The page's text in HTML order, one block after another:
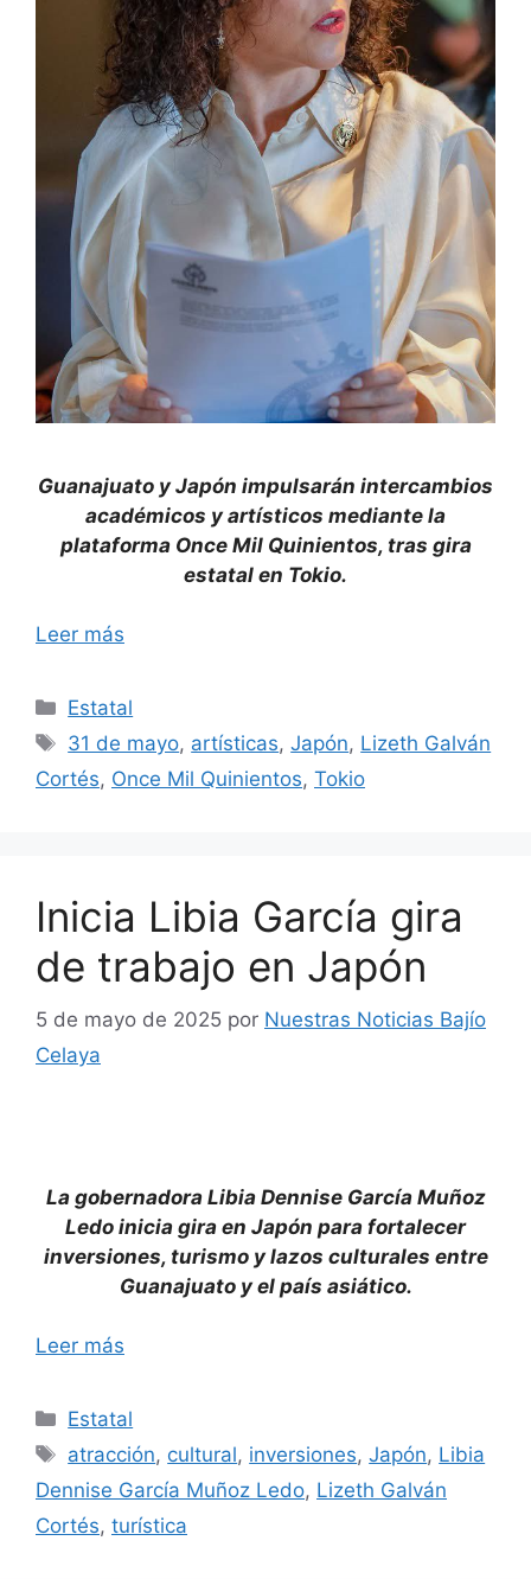
Guanajuato y Japón impulsarán intercambios
académicos y artísticos mediante la
plataforma Once Mil Quinientos, tras gira
estatal en Tokio.
Leer más
Categorías
Estatal
Etiquetas
31 de mayo, artísticas,Japón, Lizeth Galván
Cortés, Once Mil Quinientos, Tokio
Inicia Libia García gira
de trabajo en Japón
5 de mayo de 2025 por Nuestras Noticias Bajío
Celaya
La gobernadora Libia Dennise García Muñoz
Ledo inicia gira en Japón para fortalecer
inversiones, turismo y lazos culturales entre
Guanajuato y el país asiático.
Leer más
Categorías
Estatal
Etiquetas
atracción, cultural, inversiones,Japón, Libia
Dennise García Muñoz Ledo, Lizeth Galván
Cortés, turística